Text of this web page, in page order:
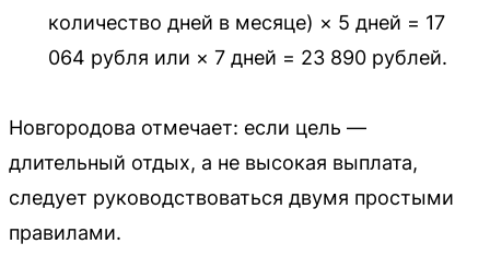
количество дней в месяце) × 5 дней = 17
064 рубля или × 7 дней = 23 890 рублей.
Новгородова отмечает: если цель —
длительный отдых, а не высокая выплата,
следует руководствоваться двумя простыми
правилами.